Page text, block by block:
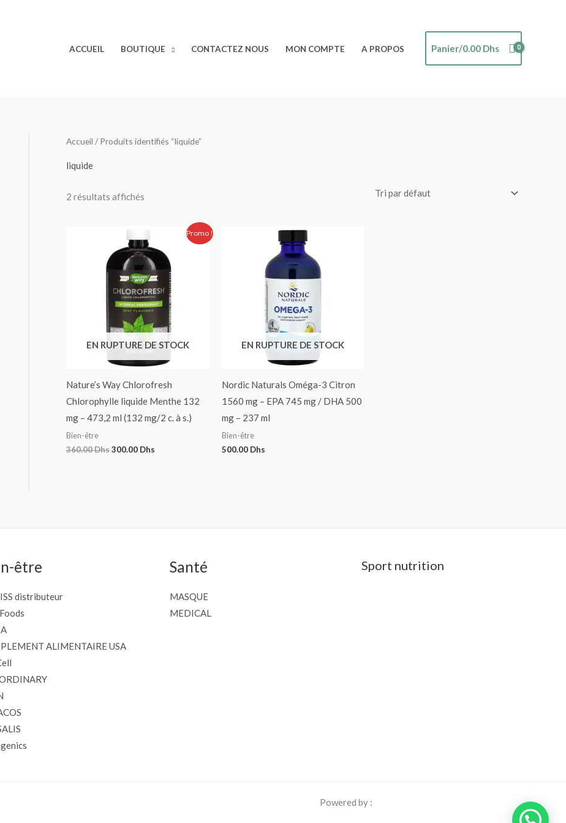
ACCUEIL BOUTIQUE CONTACTEZ NOUS MON COMPTE A PROPOS Panier/0.00 Dhs
Accueil / Produits identifiés “liquide”
liquide
2 résultats affichés
Promo !
EN RUPTURE DE STOCK
Nature’s Way Chlorofresh
Chlorophylle liquide Menthe 132
mg – 473,2 ml (132 mg/2 c. à s.)
Bien-être
360.00Dhs
initial
était :
360.00 Dhs.
300.00 Dhs
actuel
est :
300.00 Dhs.
EN RUPTURE DE STOCK
Nordic Naturals Oméga-3 Citron
1560 mg – EPA 745 mg / DHA 500
mg – 237 ml
Bien-être
500.00 Dhs
être
distributeur
ALIMENTAIRE USA
Santé
MASQUE
MEDICAL
Sport nutrition
Powered by :